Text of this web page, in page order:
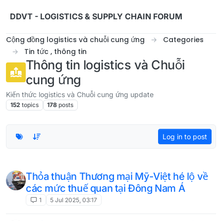
DDVT - LOGISTICS & SUPPLY CHAIN FORUM
Cộng đồng logistics và chuỗi cung ứng
Categories
Tin tức , thông tin
Thông tin logistics và Chuỗi
cung ứng
Kiến thức logistics và Chuỗi cung ứng update
152 topics 178 posts
Log in to post
Thỏa thuận Thương mại Mỹ-Việt hé lộ về
các mức thuế quan tại Đông Nam Á
1 5 Jul 2025, 03:17